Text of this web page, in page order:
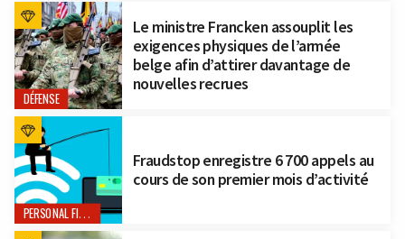
DÉFENSE
Le ministre Francken assouplit les
exigences physiques de l’armée
belge afin d’attirer davantage de
nouvelles recrues
PERSONAL FINANCE
Fraudstop enregistre 6 700 appels au
cours de son premier mois d’activité